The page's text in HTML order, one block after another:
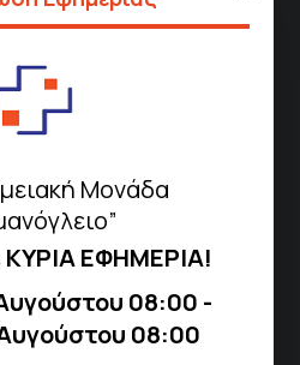
Μονάδα
ΚΥΡΙΑ ΕΦΗΜΕΡΙΑ!
08:00 -
08:00
1,
26,
με ΜΜΜ
Ραντεβού